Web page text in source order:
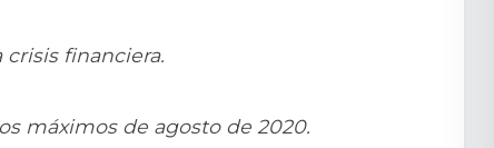
crisis financiera.
máximos de agosto de 2020.